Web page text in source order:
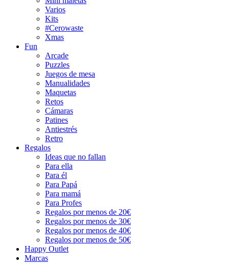
Varios
Kits
#Cerowaste
Xmas
Fun
Arcade
Puzzles
Juegos de mesa
Manualidades
Maquetas
Retos
Cámaras
Patines
Antiestrés
Retro
Regalos
Ideas que no fallan
Para ella
Para él
Para Papá
Para mamá
Para Profes
Regalos por menos de 20€
Regalos por menos de 30€
Regalos por menos de 40€
Regalos por menos de 50€
Happy Outlet
Marcas